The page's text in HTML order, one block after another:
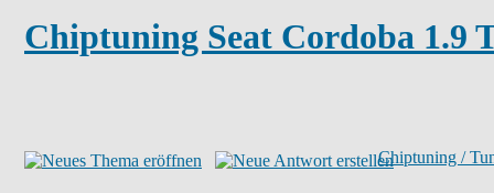
Chiptuning Seat Cordoba 1.9
Chiptuning /